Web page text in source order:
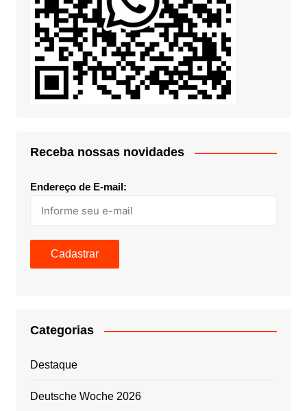
Receba nossas novidades
Endereço de E-mail:
Categorias
Destaque
Deutsche Woche 2026